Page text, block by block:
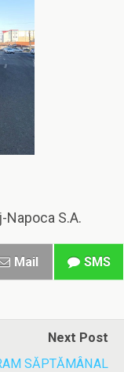
Napoca S.A.
Mail SMS
Next Post
SĂPTĂMÂNAL